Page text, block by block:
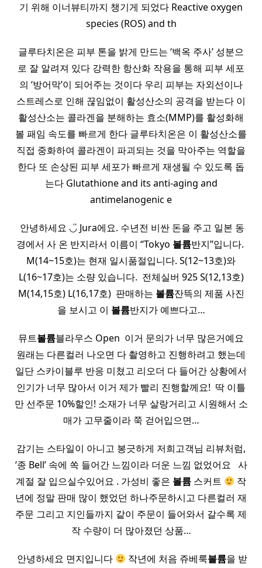
기 위해 이너뷰티까지 챙기게 되었다 Reactive oxygen
species (ROS) and th
글루타치온은 피부 톤을 밝게 만드는 ‘백옥 주사’ 성분으
로 잘 알려져 있다 강력한 항산화 작용을 통해 피부 세포
의 ‘방어막’이 되어주는 것이다 우리 피부는 자외선이나
스트레스로 인해 끊임없이 활성산소의 공격을 받는다 이
활성산소는 콜라겐을 분해하는 효소(MMP)를 활성화해
볼 패임 속도를 빠르게 한다 글루타치온은 이 활성산소를
직접 중화하여 콜라겐이 파괴되는 것을 막아주는 역할을
한다 또 손상된 피부 세포가 빠르게 재생될 수 있도록 돕
는다 Glutathione and its anti-aging and
antimelanogenic e
​ 안녕하세요 ◡̎ Jura에요. 수년전 비싼 돈을 주고 일본 동
경에서 사 온 반지라서 이름이 “Tokyo 볼륨반지”입니다. ​
M(14~15호)는 현재 일시품절입니다. S(12~13호)와
L(16~17호)는 소량 있습니다. ​ 전체실버 925 S(12,13호)
M(14,15호) L(16,17호) ​ 판매하는 볼륨잔뜩의 제품 사진
을 보시고 이 볼륨반지가 예쁘다고…
뮤트볼륨블라우스 Open ​ 이거 문의가 너무 많은거예요
원래는 다른컬러 나오면 다 촬영하고 진행하려고 했는데
일단 스카이블루 반응 미쳤고 리오더 다 들어간 상황에서
인기가 너무 많아서 이거 제가 빨리 진행할께요! ​ 딱 이틀
만 선주문 10%할인! 소재가 너무 살랑거리고 시원해서 소
매가 고무줄이라 쭉 걷어입으면…
감기는 스타일이 아니고 봉긋하게 저희고객님 리뷰처럼,
‘종 Bell’ 속에 쏙 들어간 느낌이라 더운 느낌 없었어요 ​ ​ 사
계절 잘 입으실수있어요 . 가성비 좋은 볼륨스커트
작
년에 정말 판매 많이 했었던 하나주문하시고 다른컬러 재
주문 그리고 지인들까지 같이 주문이 들어와서 갈수록 제
작 수량이 더 많아졌던 상품…
​ 안녕하세요 면지입니다 작년에 처음 쥬베룩볼륨을 받